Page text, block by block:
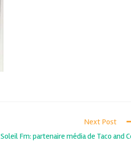
Next Post
Soleil Fm: partenaire média de Taco and